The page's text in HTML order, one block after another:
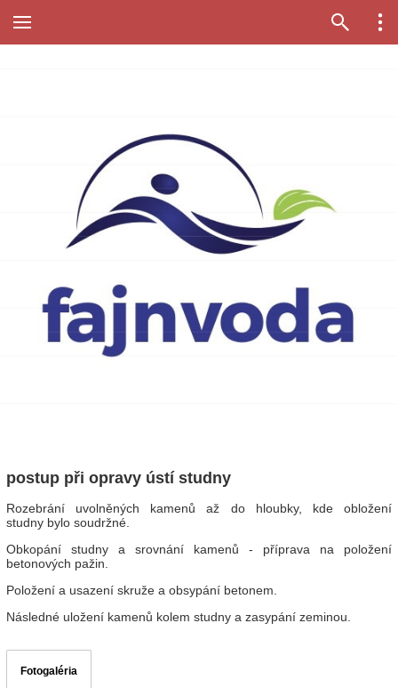
postup při opravy ústí studny
Rozebrání uvolněných kamenů až do hloubky, kde obložení
studny bylo soudržné.
Obkopání studny a srovnání kamenů - příprava na položení
betonových pažin.
Položení a usazení skruže a obsypání betonem.
Následné uložení kamenů kolem studny a zasypání zeminou.
Fotogaléria